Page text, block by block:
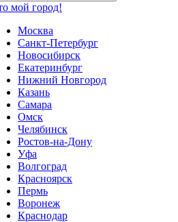
мой город!
Москва
Санкт-Петербург
Новосибирск
Екатеринбург
Нижний Новгород
Казань
Самара
Омск
Челябинск
Ростов-на-Дону
Уфа
Волгоград
Красноярск
Пермь
Воронеж
Краснодар